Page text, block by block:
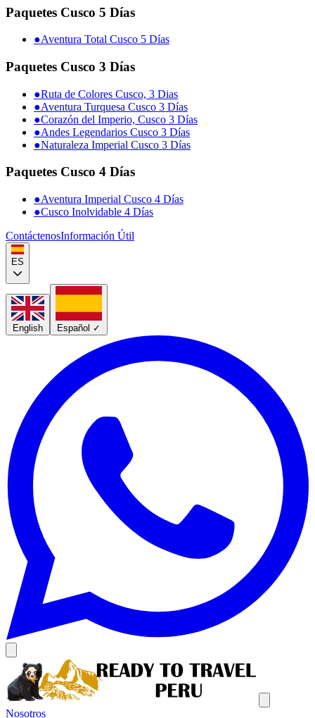
Paquetes Cusco 5 Días
●Aventura Total Cusco 5 Días
Paquetes Cusco 3 Días
●Ruta de Colores Cusco, 3 Dias
●Aventura Turquesa Cusco 3 Días
●Corazón del Imperio, Cusco 3 Días
●Andes Legendarios Cusco 3 Días
●Naturaleza Imperial Cusco 3 Días
Paquetes Cusco 4 Días
●Aventura Imperial Cusco 4 Días
●Cusco Inolvidable 4 Días
ContáctenosInformación Útil
ES
English Español ✓
Nosotros